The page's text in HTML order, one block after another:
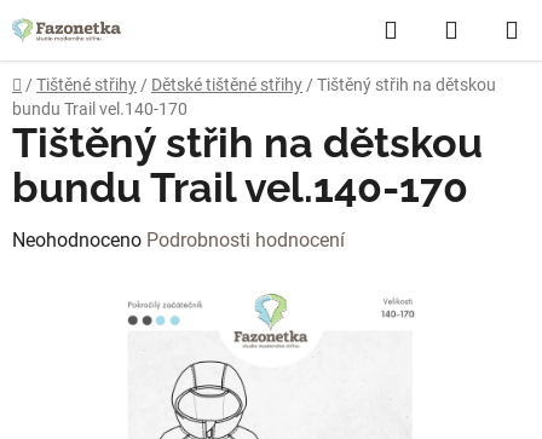
na
obsah
Hledat
KOŠÍK
Domů
/ Tištěné střihy / Dětské tištěné střihy / Tištěný střih na dětskou
bundu Trail vel.140-170
Tištěný střih na dětskou
bundu Trail vel.140-170
Průměrné
Neohodnoceno Podrobnosti hodnocení